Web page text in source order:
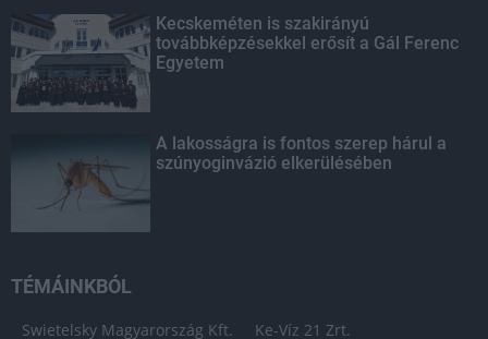
Kecskeméten is szakirányú
továbbképzésekkel erősít a Gál Ferenc
Egyetem
A lakosságra is fontos szerep hárul a
szúnyoginvázió elkerülésében
TÉMÁINKBÓL
Swietelsky Magyarország Kft. Ke-Víz 21 Zrt.